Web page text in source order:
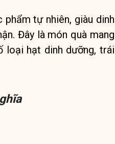
tự nhiên, giàu dinh
Đây là món quà mang
loại hạt dinh dưỡng, trái